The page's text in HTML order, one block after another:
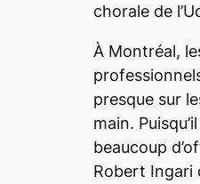
chorale de
À Montréal,
presque sur
main.
beaucoup
Robert Ingari